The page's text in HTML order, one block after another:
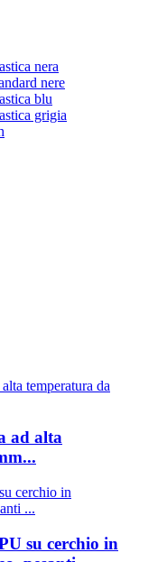
nera
nere
blu
grigia
ad alta
su cerchio in